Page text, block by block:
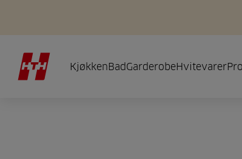
KjøkkenBadGarderobeHvitevarer